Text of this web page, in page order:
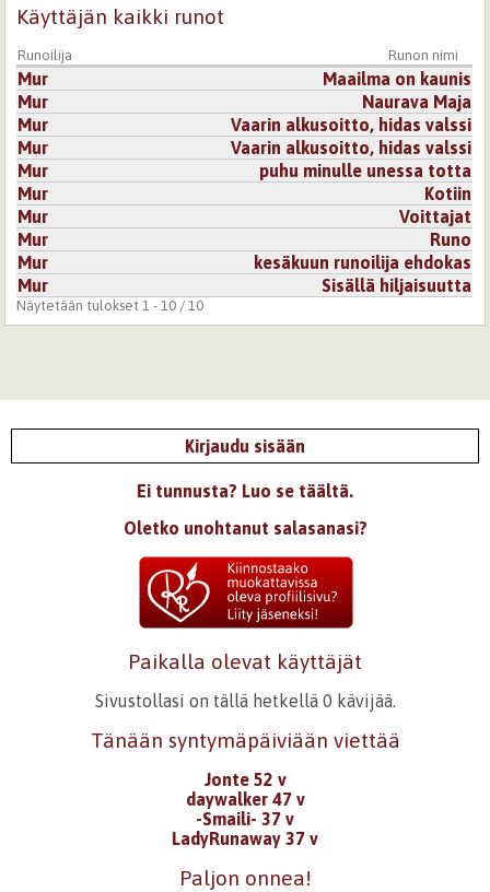
Upea runosi
tuo mieleen meren puhtaan tuulen raikkaan hengityksen
jonka aistii
Kirjaudutairekisteröidykommentoidaksesi
13.1.2021 23:52
Niin kaunista! Merikin siellä aaltoilee mukana, tykkään!
😍
Kirjaudutairekisteröidykommentoidaksesi
4.3.2023 10:14Lumi Murhekoski
Todella kaunista <3
rekisteröidykommentoidaksesi
Puhuttelee kaunis runosi, kuin aalto läikähtää. Kiitos.
rekisteröidy kommentoidaksesi
Oiva Utumaa
tairekisteröidykommentoidaksesi
Käyttäjän kaikki runot
Runoilija Runon nimi
Mur
Maailma on kaunis
Mur
Naurava Maja
Mur
Vaarin alkusoitto, hidas valssi
Mur
Vaarin alkusoitto, hidas valssi
Mur
puhu minulle unessa totta
Mur
Kotiin
Mur
Voittajat
Mur
Runo
Mur
kesäkuun runoilija ehdokas
Mur
Sisällä hiljaisuutta
Näytetään tulokset 1 - 10 / 10
Kirjaudu sisään
Ei tunnusta? Luo se täältä.
Oletko unohtanut salasanasi?
Paikalla olevat käyttäjät
Sivustollasi on tällä hetkellä 0 kävijää.
Tänään syntymäpäiviään viettää
Jonte 52 v
daywalker 47 v
-Smaili- 37 v
LadyRunaway 37 v
Paljon onnea!